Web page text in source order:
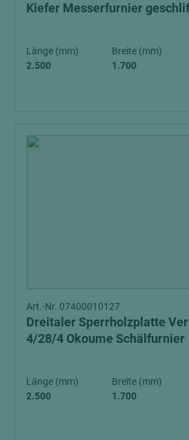
Kiefer Messerfurnier
Länge (mm)
2.500
Breite (mm)
1.700
Art.-Nr. 07400010127
Dreitaler Sperrholzplatte
4/28/4 Okoume Schälfurnier
Länge (mm)
2.500
Breite (mm)
1.700